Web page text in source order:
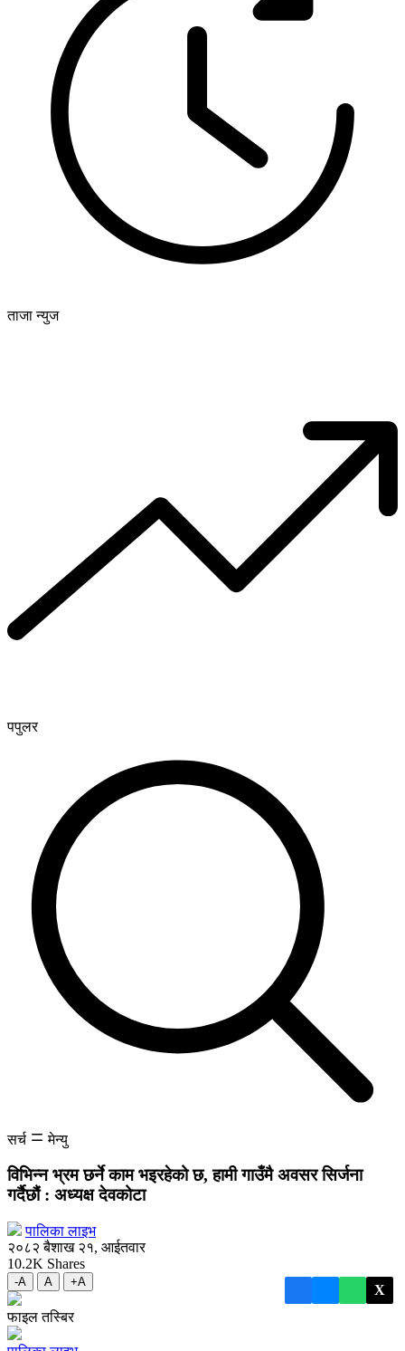
ताजा न्युज
पपुलर
सर्च मेन्यु
विभिन्न भ्रम छर्ने काम भइरहेको छ, हामी गाउँमै अवसर सिर्जना
गर्दैछौं : अध्यक्ष देवकोटा
पालिका लाइभ
२०८२ बैशाख २१, आईतवार
10.2K Shares
X
-A A +A
फाइल तस्बिर